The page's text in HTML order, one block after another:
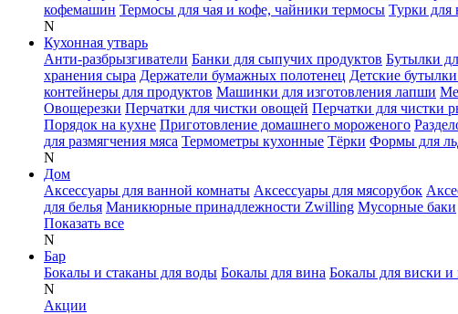
кофемашин Термосы для чая и кофе, чайники термосы Турки для
N
Кухонная утварь
Анти-разбрызгиватели Банки для сыпучих продуктов Бутылки
хранения сыра Держатели бумажных полотенец Детские
контейнеры для продуктов Машинки для изготовления лапши
Овощерезки Перчатки для чистки овощей Перчатки для чистки
Порядок на кухне Приготовление домашнего мороженого
для размягчения мяса Термометры кухонные Тёрки Формы для
N
Дом
Аксессуары для ванной комнаты Аксессуары для мясорубок
для белья Маникюрные принадлежности Zwilling Мусорные баки
Показать все
N
Бар
Бокалы и стаканы для воды Бокалы для вина Бокалы для виски и
N
Акции